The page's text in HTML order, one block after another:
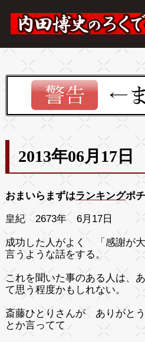
2013年06月17日
おまいらまずはランキングポ
皇紀 2673年 6月17日
成功した人がよく 「感謝が
言うような話をする。
これを聞いた事のある人は、
て思う程度かもしれない。
斎藤ひとりさんが ありがと
とか言ってて